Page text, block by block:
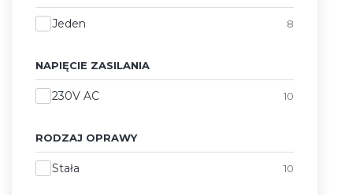
Ilość punktów świetlnych
Jeden 8
NAPIĘCIE ZASILANIA
Napięcie zasilania
230V AC 10
RODZAJ OPRAWY
Rodzaj oprawy
Stała 10